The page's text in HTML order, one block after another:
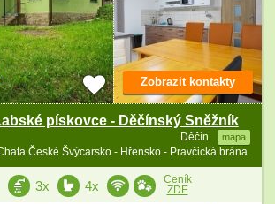
pískovce - Děčínský Sněžník
Děčín mapa
České Švýcarsko - Hřensko - Pravčická brána
Zobrazit kontakty
3x 4x
Ceník
ZDE